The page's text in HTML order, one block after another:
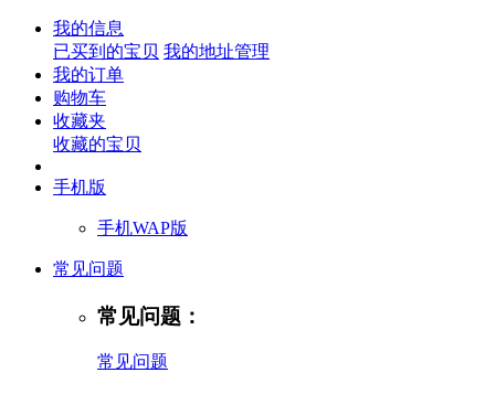
我的信息
已买到的宝贝 我的地址管理
我的订单
购物车
收藏夹
收藏的宝贝
手机版
手机WAP版
常见问题
常见问题：
常见问题